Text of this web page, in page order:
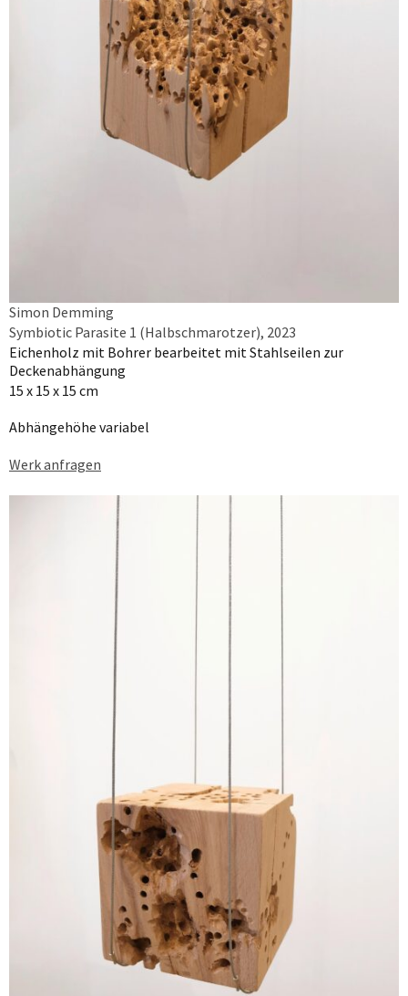
Simon Demming
Symbiotic Parasite 1 (Halbschmarotzer), 2023
Eichenholz mit Bohrer bearbeitet mit Stahlseilen zur
Deckenabhängung
15 x 15 x 15 cm
Abhängehöhe variabel
Werk anfragen